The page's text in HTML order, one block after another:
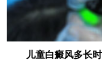
儿童白癜风多长时